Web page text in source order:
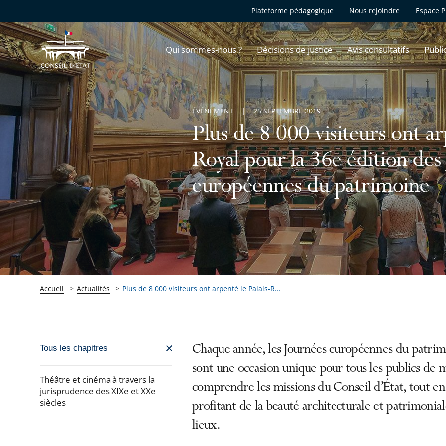
Plateforme pédagogique Nous rejoindre Espace
Qui sommes-nous ? Décisions de justice Avis consultatifs
Plus de 8 000 visiteurs ont
Royal pour la 36e édition des
européennes du patrimoine
ÉVÉNEMENT 25 SEPTEMBRE 2019
Accueil Actualités Plus de 8 000 visiteurs ont arpenté le Palais-R...
Passer
navigation
de
l'article
Tous les chapitres
Théâtre et cinéma à travers la
jurisprudence des XIXe et XXe
siècles
Chaque année, les Journées européennes du
sont une occasion unique pour tous les publics de
comprendre les missions du Conseil d’État, tout en
profitant de la beauté architecturale et
lieux.